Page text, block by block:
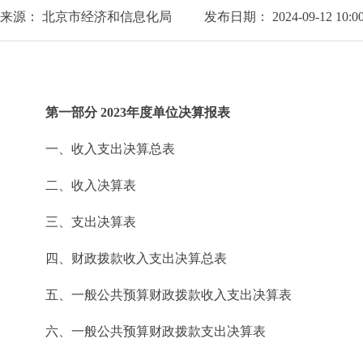
来源： 北京市经济和信息化局 发布日期： 2024-09-12
第一部分 2023年度单位决算报表
一、收入支出决算总表
二、收入决算表
三、支出决算表
四、财政拨款收入支出决算总表
五、一般公共预算财政拨款收入支出决算表
六、一般公共预算财政拨款支出决算表